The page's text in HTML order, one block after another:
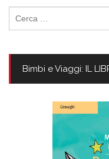
per:
Bimbi e Viaggi: IL